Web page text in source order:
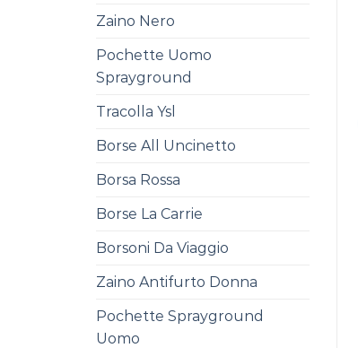
Zaino Nero
Pochette Uomo
Sprayground
Tracolla Ysl
Borse All Uncinetto
Borsa Rossa
Borse La Carrie
Borsoni Da Viaggio
Zaino Antifurto Donna
Pochette Sprayground
Uomo